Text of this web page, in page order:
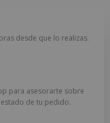
desde que lo realizas.
para asesorarte sobre
de tu pedido.